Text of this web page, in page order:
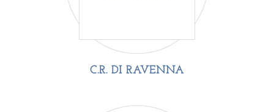
C.R. DI RAVENNA